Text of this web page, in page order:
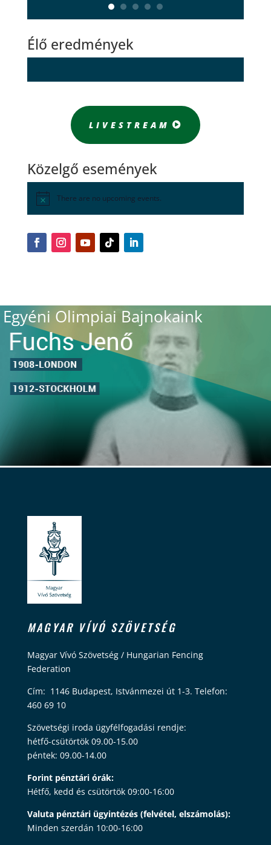
Élő eredmények
LIVESTREAM
Közelgő események
There are no upcoming events.
Egyéni Olimpiai Bajnokaink
MAGYAR VÍVÓ SZÖVETSÉG
Magyar Vívó Szövetség / Hungarian Fencing
Federation
Cím: 1146 Budapest, Istvánmezei út 1-3. Telefon:
460 69 10
Szövetségi iroda ügyfélfogadási rendje:
hétfő-csütörtök 09.00-15.00
péntek: 09.00-14.00
Forint pénztári órák:
Hétfő, kedd és csütörtök 09:00-16:00
Valuta pénztári ügyintézés (felvétel, elszámolás):
Minden szerdán 10:00-16:00